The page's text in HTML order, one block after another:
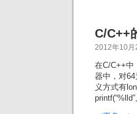
C/C++
2012年10月
在C/C++中
器中，对
义方式有